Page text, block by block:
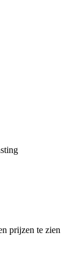
prijzen te zien